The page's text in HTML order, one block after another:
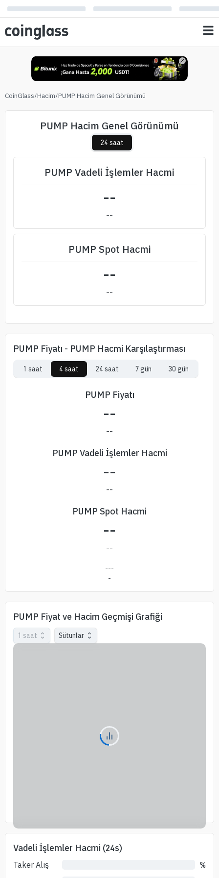
CoinGlass/Hacim/PUMP Hacim Genel Görünümü
PUMP Hacim Genel Görünümü
24 saat
PUMP Vadeli İşlemler Hacmi
--
--
PUMP Spot Hacmi
--
--
PUMP Fiyatı - PUMP Hacmi Karşılaştırması
1 saat 4 saat 24 saat 7 gün 30 gün
PUMP Fiyatı
--
--
PUMP Vadeli İşlemler Hacmi
--
--
PUMP Spot Hacmi
--
--
---
-
PUMP Fiyat ve Hacim Geçmişi Grafiği
1 saat Sütunlar
Vadeli İşlemler Hacmi (24s)
Taker Alış
%